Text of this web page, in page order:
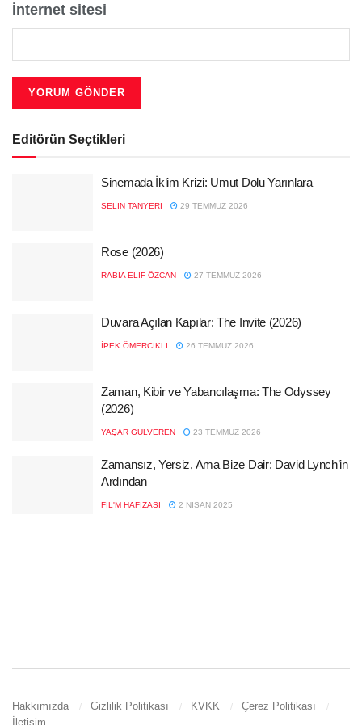
İnternet sitesi
Editörün Seçtikleri
Sinemada İklim Krizi: Umut Dolu Yarınlara
SELIN TANYERI 29 TEMMUZ 2026
Rose (2026)
RABIA ELIF ÖZCAN 27 TEMMUZ 2026
Duvara Açılan Kapılar: The Invite (2026)
İPEK ÖMERCIKLI 26 TEMMUZ 2026
Zaman, Kibir ve Yabancılaşma: The Odyssey
(2026)
YAŞAR GÜLVEREN 23 TEMMUZ 2026
Zamansız, Yersiz, Ama Bize Dair: David Lynch’in
Ardından
FIL'M HAFIZASI 2 NISAN 2025
Hakkımızda Gizlilik Politikası KVKK
Çerez Politikası
İletişim